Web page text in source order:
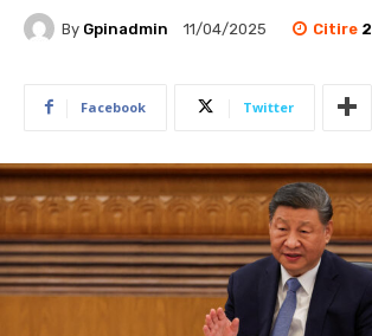
By Gpinadmin 11/04/2025 Citire 2
Facebook Twitter